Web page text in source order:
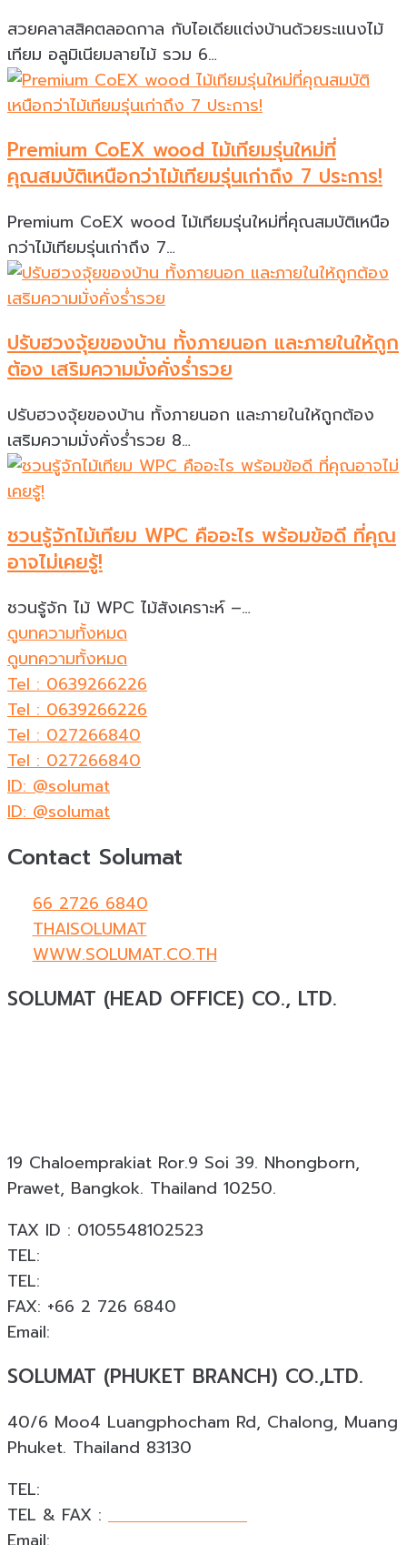
สวยคลาสสิคตลอดกาล กับไอเดียแต่งบ้านด้วยระแนงไม้
เทียม อลูมิเนียมลายไม้ รวม 6…
Premium CoEX wood ไม้เทียมรุ่นใหม่ที่
คุณสมบัติเหนือกว่าไม้เทียมรุ่นเก่าถึง 7 ประการ!
Premium CoEX wood ไม้เทียมรุ่นใหม่ที่คุณสมบัติเหนือ
กว่าไม้เทียมรุ่นเก่าถึง 7…
ปรับฮวงจุ้ยของบ้าน ทั้งภายนอก และภายในให้ถูก
ต้อง เสริมความมั่งคั่งร่ำรวย
ปรับฮวงจุ้ยของบ้าน ทั้งภายนอก และภายในให้ถูกต้อง
เสริมความมั่งคั่งร่ำรวย 8…
ชวนรู้จักไม้เทียม WPC คืออะไร พร้อมข้อดี ที่คุณ
อาจไม่เคยรู้!
ชวนรู้จัก ไม้ WPC ไม้สังเคราะห์ –…
ดูบทความทั้งหมด
ดูบทความทั้งหมด
Tel : 0639266226
Tel : 0639266226
Tel : 027266840
Tel : 027266840
ID: @solumat
ID: @solumat
Contact Solumat
66 2726 6840
THAISOLUMAT
WWW.SOLUMAT.CO.TH
SOLUMAT (HEAD OFFICE) CO., LTD.
19 Chaloemprakiat Ror.9 Soi 39. Nhongborn,
Prawet, Bangkok. Thailand 10250.
TAX ID : 0105548102523
TEL:
TEL:
FAX: +66 2 726 6840
Email:
SOLUMAT (PHUKET BRANCH) CO.,LTD.
40/6 Moo4 Luangphocham Rd, Chalong, Muang
Phuket. Thailand 83130
TEL:
TEL & FAX : +66 076 540 533